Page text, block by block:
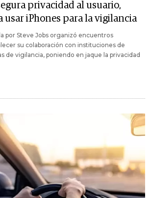
privacidad al usuario,
usar iPhones para la vigilancia
por Steve Jobs organizó encuentros
su colaboración con instituciones de
de vigilancia, poniendo en jaque la privacidad